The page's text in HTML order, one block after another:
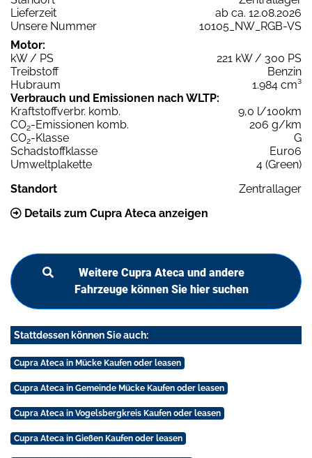
Lieferzeit
ab ca. 12.08.2026
Unsere Nummer
10105_NW_RGB-VS
Motor:
kW / PS
221 kW / 300 PS
Treibstoff
Benzin
Hubraum
1.984 cm³
Verbrauch und Emissionen nach WLTP:
Kraftstoffverbr. komb.
9,0 l/100km
CO2-Emissionen komb.
206 g/km
CO2-Klasse
G
Schadstoffklasse
Euro6
Umweltplakette
4 (Green)
Standort
Zentrallager
Details zum Cupra Ateca anzeigen
Weitere Cupra Ateca und andere
Fahrzeuge können Sie hier suchen
Stattdessen können Sie auch:
Cupra Ateca in Mücke Kaufen oder leasen
Cupra Ateca in Gemeinde Mücke Kaufen oder leasen
Cupra Ateca in Vogelsbergkreis Kaufen oder leasen
Cupra Ateca in Gießen Kaufen oder leasen